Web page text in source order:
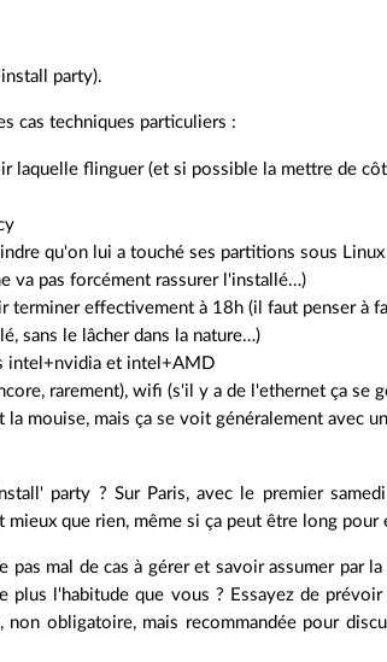
party).
cas techniques particuliers :
laquelle flinguer (et si possible la mettre de
qu'on lui a touché ses partitions sous
va pas forcément rassurer l'installé…)
terminer effectivement à 18h (il faut penser à
sans le lâcher dans la nature…)
intel+nvidia et intel+AMD
rarement), wifi (s'il y a de l'ethernet ça se
mouise, mais ça se voit généralement avec
party ? Sur Paris, avec le premier
que rien, même si ça peut être long pour
mal de cas à gérer et savoir assumer par
plus l'habitude que vous ? Essayez de
obligatoire, mais recommandée pour